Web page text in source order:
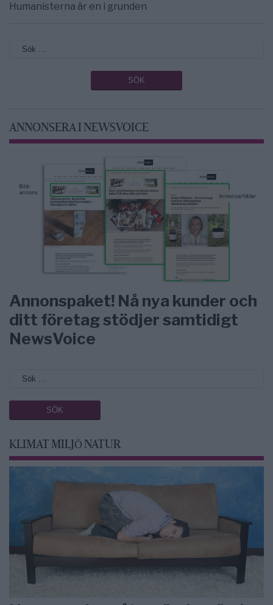
Humanisterna är en i grunden
ANNONSERA I NEWSVOICE
Annonspaket! Nå nya kunder och
ditt företag stödjer samtidigt
NewsVoice
KLIMAT MILJÖ NATUR